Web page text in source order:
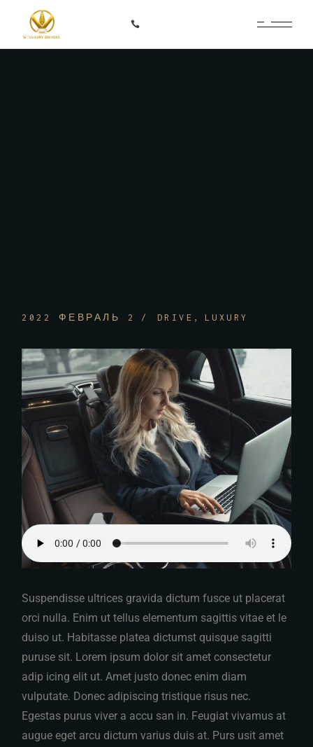
2022 ФЕВРАЛЬ 2 DRIVE LUXURY
Suspendisse ultrices gravida dictum fusce ut placerat
orci nulla. Enim ut tellus elementum sagittis vitae et le
duiso ut. Habitasse platea dictumst quisque sagitti
puruse sit. Lorem ipsum dolor sit amet consectetur
adip icing elit ut. Amet justo donec enim diam
vulputate. Donec adipiscing tristique risus nec.
Egestas purus viver a accu san in. Feugiat vivamus at
augue eget arcu dictum varius duis at. Purs usit amet